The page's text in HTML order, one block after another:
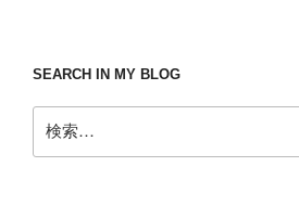
SEARCH IN MY BLOG
索: